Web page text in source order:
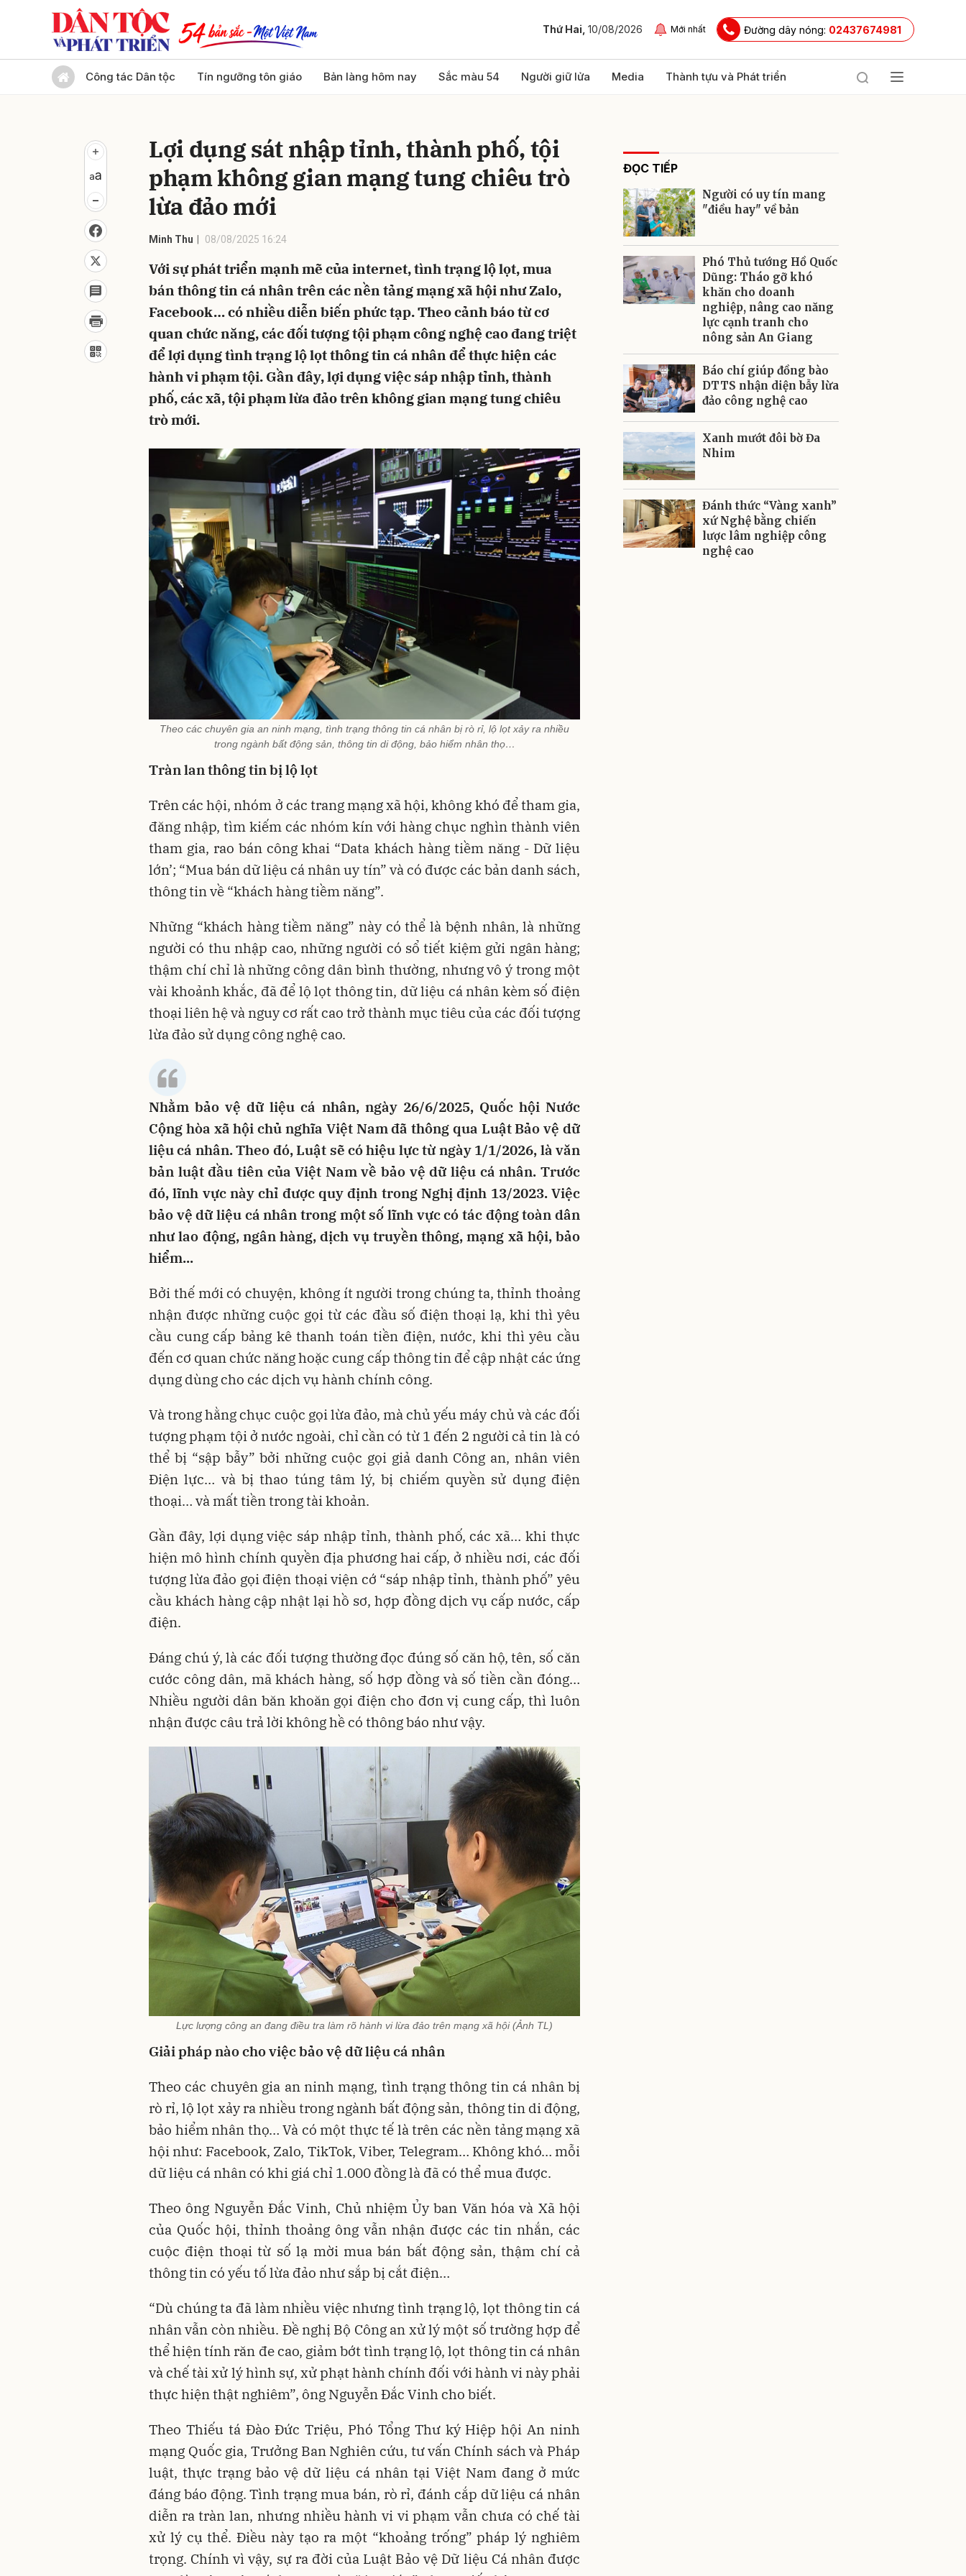
Thứ Hai, 10/08/2026 Mới nhất Đường dây nóng: 02437674981
Công tác Dân tộc Tín ngưỡng tôn giáo Bản làng hôm nay Sắc màu 54 Người giữ lửa Media Thành tựu và Phát triển
Lợi dụng sát nhập tỉnh, thành phố, tội
phạm không gian mạng tung chiêu trò
lừa đảo mới
Minh Thu 08/08/2025 16:24
Với sự phát triển mạnh mẽ của internet, tình trạng lộ lọt, mua
bán thông tin cá nhân trên các nền tảng mạng xã hội như Zalo,
Facebook… có nhiều diễn biến phức tạp. Theo cảnh báo từ cơ
quan chức năng, các đối tượng tội phạm công nghệ cao đang triệt
để lợi dụng tình trạng lộ lọt thông tin cá nhân để thực hiện các
hành vi phạm tội. Gần đây, lợi dụng việc sáp nhập tỉnh, thành
phố, các xã, tội phạm lừa đảo trên không gian mạng tung chiêu
trò mới.
Theo các chuyên gia an ninh mạng, tình trạng thông tin cá nhân bị rò rỉ, lộ lọt xảy ra nhiều
trong ngành bất động sản, thông tin di động, bảo hiểm nhân thọ…
Tràn lan thông tin bị lộ lọt
Trên các hội, nhóm ở các trang mạng xã hội, không khó để tham gia,
đăng nhập, tìm kiếm các nhóm kín với hàng chục nghìn thành viên
tham gia, rao bán công khai “Data khách hàng tiềm năng - Dữ liệu
lớn’; “Mua bán dữ liệu cá nhân uy tín” và có được các bản danh sách,
thông tin về “khách hàng tiềm năng”.
Những “khách hàng tiềm năng” này có thể là bệnh nhân, là những
người có thu nhập cao, những người có sổ tiết kiệm gửi ngân hàng;
thậm chí chỉ là những công dân bình thường, nhưng vô ý trong một
vài khoảnh khắc, đã để lộ lọt thông tin, dữ liệu cá nhân kèm số điện
thoại liên hệ và nguy cơ rất cao trở thành mục tiêu của các đối tượng
lừa đảo sử dụng công nghệ cao.
Nhằm bảo vệ dữ liệu cá nhân, ngày 26/6/2025, Quốc hội Nước
Cộng hòa xã hội chủ nghĩa Việt Nam đã thông qua Luật Bảo vệ dữ
liệu cá nhân. Theo đó, Luật sẽ có hiệu lực từ ngày 1/1/2026, là văn
bản luật đầu tiên của Việt Nam về bảo vệ dữ liệu cá nhân. Trước
đó, lĩnh vực này chỉ được quy định trong Nghị định 13/2023. Việc
bảo vệ dữ liệu cá nhân trong một số lĩnh vực có tác động toàn dân
như lao động, ngân hàng, dịch vụ truyền thông, mạng xã hội, bảo
hiểm...
Bởi thế mới có chuyện, không ít người trong chúng ta, thỉnh thoảng
nhận được những cuộc gọi từ các đầu số điện thoại lạ, khi thì yêu
cầu cung cấp bảng kê thanh toán tiền điện, nước, khi thì yêu cầu
đến cơ quan chức năng hoặc cung cấp thông tin để cập nhật các ứng
dụng dùng cho các dịch vụ hành chính công.
Và trong hằng chục cuộc gọi lừa đảo, mà chủ yếu máy chủ và các đối
tượng phạm tội ở nước ngoài, chỉ cần có từ 1 đến 2 người cả tin là có
thể bị “sập bẫy” bởi những cuộc gọi giả danh Công an, nhân viên
Điện lực… và bị thao túng tâm lý, bị chiếm quyền sử dụng điện
thoại… và mất tiền trong tài khoản.
Gần đây, lợi dụng việc sáp nhập tỉnh, thành phố, các xã… khi thực
hiện mô hình chính quyền địa phương hai cấp, ở nhiều nơi, các đối
tượng lừa đảo gọi điện thoại viện cớ “sáp nhập tỉnh, thành phố” yêu
cầu khách hàng cập nhật lại hồ sơ, hợp đồng dịch vụ cấp nước, cấp
điện.
Đáng chú ý, là các đối tượng thường đọc đúng số căn hộ, tên, số căn
cước công dân, mã khách hàng, số hợp đồng và số tiền cần đóng…
Nhiều người dân băn khoăn gọi điện cho đơn vị cung cấp, thì luôn
nhận được câu trả lời không hề có thông báo như vậy.
Lực lượng công an đang điều tra làm rõ hành vi lừa đảo trên mạng xã hội (Ảnh TL)
Giải pháp nào cho việc bảo vệ dữ liệu cá nhân
Theo các chuyên gia an ninh mạng, tình trạng thông tin cá nhân bị
rò rỉ, lộ lọt xảy ra nhiều trong ngành bất động sản, thông tin di động,
bảo hiểm nhân thọ… Và có một thực tế là trên các nền tảng mạng xã
hội như: Facebook, Zalo, TikTok, Viber, Telegram… Không khó… mỗi
dữ liệu cá nhân có khi giá chỉ 1.000 đồng là đã có thể mua được.
Theo ông Nguyễn Đắc Vinh, Chủ nhiệm Ủy ban Văn hóa và Xã hội
của Quốc hội, thỉnh thoảng ông vẫn nhận được các tin nhắn, các
cuộc điện thoại từ số lạ mời mua bán bất động sản, thậm chí cả
thông tin có yếu tố lừa đảo như sắp bị cắt điện…
“Dù chúng ta đã làm nhiều việc nhưng tình trạng lộ, lọt thông tin cá
nhân vẫn còn nhiều. Đề nghị Bộ Công an xử lý một số trường hợp để
thể hiện tính răn đe cao, giảm bớt tình trạng lộ, lọt thông tin cá nhân
và chế tài xử lý hình sự, xử phạt hành chính đối với hành vi này phải
thực hiện thật nghiêm”, ông Nguyễn Đắc Vinh cho biết.
Theo Thiếu tá Đào Đức Triệu, Phó Tổng Thư ký Hiệp hội An ninh
mạng Quốc gia, Trưởng Ban Nghiên cứu, tư vấn Chính sách và Pháp
luật, thực trạng bảo vệ dữ liệu cá nhân tại Việt Nam đang ở mức
đáng báo động. Tình trạng mua bán, rò rỉ, đánh cắp dữ liệu cá nhân
diễn ra tràn lan, nhưng nhiều hành vi vi phạm vẫn chưa có chế tài
xử lý cụ thể. Điều này tạo ra một “khoảng trống” pháp lý nghiêm
trọng. Chính vì vậy, sự ra đời của Luật Bảo vệ Dữ liệu Cá nhân được
ĐỌC TIẾP
Người có uy tín mang
"điều hay" về bản
Phó Thủ tướng Hồ Quốc
Dũng: Tháo gỡ khó
khăn cho doanh
nghiệp, nâng cao năng
lực cạnh tranh cho
nông sản An Giang
Báo chí giúp đồng bào
DTTS nhận diện bẫy lừa
đảo công nghệ cao
Xanh mướt đôi bờ Đa
Nhim
Đánh thức “Vàng xanh”
xứ Nghệ bằng chiến
lược lâm nghiệp công
nghệ cao
Gửi bình luận
Gửi